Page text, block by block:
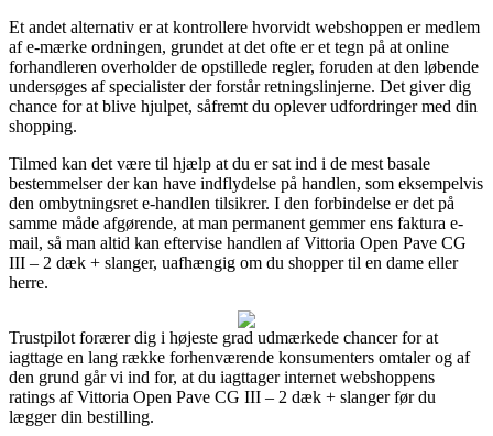
Et andet alternativ er at kontrollere hvorvidt webshoppen er medlem
af e-mærke ordningen, grundet at det ofte er et tegn på at online
forhandleren overholder de opstillede regler, foruden at den løbende
undersøges af specialister der forstår retningslinjerne. Det giver dig
chance for at blive hjulpet, såfremt du oplever udfordringer med din
shopping.
Tilmed kan det være til hjælp at du er sat ind i de mest basale
bestemmelser der kan have indflydelse på handlen, som eksempelvis
den ombytningsret e-handlen tilsikrer. I den forbindelse er det på
samme måde afgørende, at man permanent gemmer ens faktura e-
mail, så man altid kan eftervise handlen af Vittoria Open Pave CG
III – 2 dæk + slanger, uafhængig om du shopper til en dame eller
herre.
Trustpilot forærer dig i højeste grad udmærkede chancer for at
iagttage en lang række forhenværende konsumenters omtaler og af
den grund går vi ind for, at du iagttager internet webshoppens
ratings af Vittoria Open Pave CG III – 2 dæk + slanger før du
lægger din bestilling.